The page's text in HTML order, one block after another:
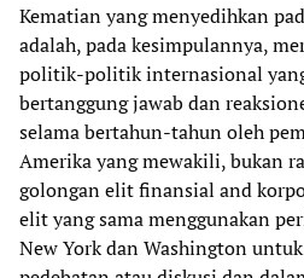
Kematian yang menyedihkan
adalah, pada kesimpulannya,
politik-politik internasional
bertanggung jawab dan
selama bertahun-tahun oleh
Amerika yang mewakili, bukan
golongan elit finansial and
elit yang sama menggunakan
New York dan Washington